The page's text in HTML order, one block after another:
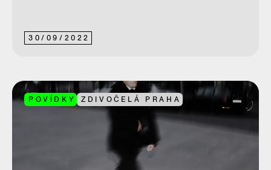
30/ 09/ 2022
POVÍDKY ZDIVOČELÁ PRAHA